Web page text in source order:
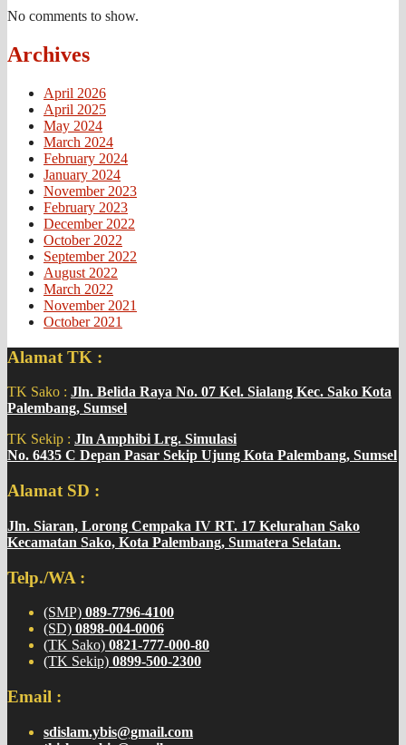
No comments to show.
Archives
April 2026
April 2025
May 2024
March 2024
February 2024
January 2024
November 2023
February 2023
December 2022
October 2022
September 2022
August 2022
March 2022
November 2021
October 2021
Alamat TK :
TK Sako : Jln. Belida Raya No. 07 Kel. Sialang Kec. Sako Kota
Palembang, Sumsel
TK Sekip : Jln Amphibi Lrg. Simulasi
No. 6435 C Depan Pasar Sekip Ujung Kota Palembang, Sumsel
Alamat SD :
Jln. Siaran, Lorong Cempaka IV RT. 17 Kelurahan Sako
Kecamatan Sako, Kota Palembang, Sumatera Selatan.
Telp./WA :
(SMP) 089-7796-4100
(SD) 0898-004-0006
(TK Sako) 0821-777-000-80
(TK Sekip) 0899-500-2300
Email :
sdislam.ybis@gmail.com